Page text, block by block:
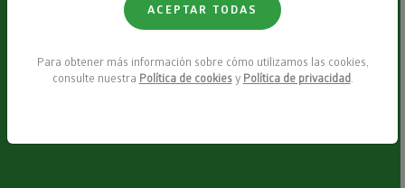
ACEPTAR TODAS
Para obtener más información sobre cómo utilizamos las cookies,
consulte nuestra Política de cookiesy Política de privacidad.